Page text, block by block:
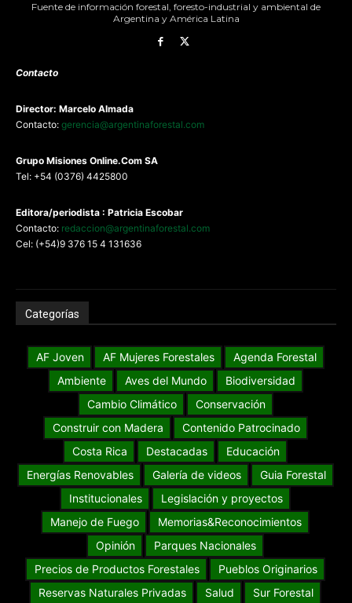
Fuente de información forestal, foresto-industrial y ambiental de
Argentina y América Latina
Contacto
Director: Marcelo Almada
Contacto: gerencia@argentinaforestal.com
Grupo Misiones Online.Com SA
Tel: +54 (0376) 4425800
Editora/periodista : Patricia Escobar
Contacto: redaccion@argentinaforestal.com
Cel: (+54)9 376 15 4 131636
Categorías
AF Joven AF Mujeres Forestales
Agenda Forestal
Ambiente
Aves del Mundo
Biodiversidad
Cambio Climático
Conservación
Construir con Madera
Contenido Patrocinado
Costa Rica
Destacadas
Educación
Energías Renovables
Galería de videos
Guia Forestal
Institucionales
Legislación y proyectos
Manejo de Fuego
Memorias&Reconocimientos
Opinión
Parques Nacionales
Precios de Productos Forestales
Pueblos Originarios
Reservas Naturales Privadas
Salud
Sur Forestal